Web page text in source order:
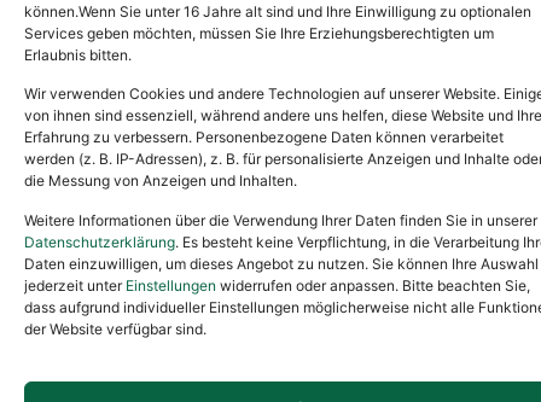
können.Wenn Sie unter 16 Jahre alt sind und Ihre Einwilligung zu optionalen
Services geben möchten, müssen Sie Ihre Erziehungsberechtigten um
Erlaubnis bitten.
Wir verwenden Cookies und andere Technologien auf unserer Website.
von ihnen sind essenziell, während andere uns helfen, diese Website und Ihre
Erfahrung zu verbessern. Personenbezogene Daten können verarbeitet
werden (z. B. IP-Adressen), z. B. für personalisierte Anzeigen und Inhalte
die Messung von Anzeigen und Inhalten.
Weitere Informationen über die Verwendung Ihrer Daten finden Sie in unserer
Datenschutzerklärung. Es besteht keine Verpflichtung, in die Verarbeitung
Daten einzuwilligen, um dieses Angebot zu nutzen. Sie können Ihre Auswahl
jederzeit unter Einstellungen widerrufen oder anpassen. Bitte beachten Sie,
dass aufgrund individueller Einstellungen möglicherweise nicht alle
der Website verfügbar sind.